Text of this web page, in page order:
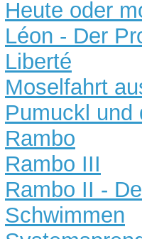
Heute oder
Léon - Der
Liberté
Moselfahrt
Pumuckl und
Rambo
Rambo III
Rambo II -
Schwimmen